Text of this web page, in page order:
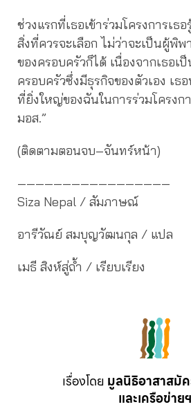
ช่วงแรกที่เธอเข้าร่วมโครงการเธ
สิ่งที่ควรจะเลือก ไม่ว่าจะเป็นผู้พิ
ของครอบครัวก็ได้ เนื่องจากเธอเ
ครอบครัวซึ่งมีธุรกิจของตัวเอง เธ
ที่ยิ่งใหญ่ของฉันในการร่วมโครงก
มอส.”
(ติดตามตอนจบ–จันทร์หน้า)
—————————————————
Siza Nepal / สัมภาษณ์
อารีวัณย์ สมบุญวัฒนกุล / แปล
เมธี สิงห์สู่ถ้ำ / เรียบเรียง
เรื่องโดย มูลนิธิอาสาสมั
และเครือข่ายฯ